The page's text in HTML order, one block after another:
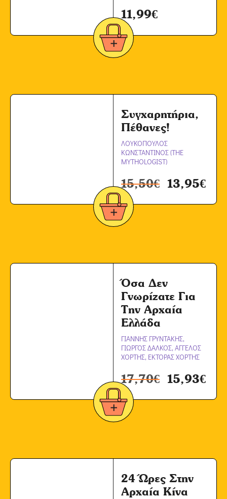
11,99€
Συγχαρητήρια,
Πέθανες!
ΛΟΥΚΟΠΟΥΛΟΣ
ΚΩΝΣΤΑΝΤΙΝΟΣ (THE
MYTHOLOGIST)
15,50€ 13,95€
Όσα Δεν
Γνωρίζατε Για
Την Αρχαία
Ελλάδα
ΓΙΑΝΝΗΣ ΓΡΥΝΤΑΚΗΣ,
ΓΙΩΡΓΟΣ ΔΑΛΚΟΣ, ΑΓΓΕΛΟΣ
ΧΟΡΤΗΣ, ΕΚΤΟΡΑΣ ΧΟΡΤΗΣ
17,70€ 15,93€
24 Ώρες Στην
Αρχαία Κίνα